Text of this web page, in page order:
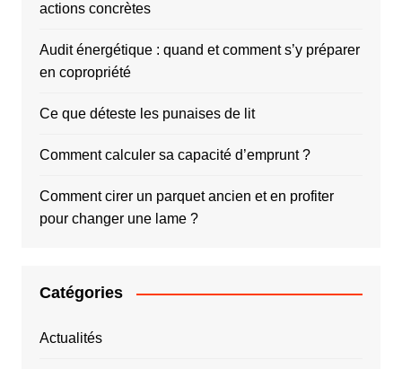
actions concrètes
Audit énergétique : quand et comment s’y préparer
en copropriété
Ce que déteste les punaises de lit
Comment calculer sa capacité d’emprunt ?
Comment cirer un parquet ancien et en profiter
pour changer une lame ?
Catégories
Actualités